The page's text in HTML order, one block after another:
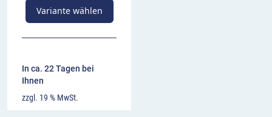
Variante wählen
In ca. 22 Tagen bei
Ihnen
zzgl. 19 % MwSt.